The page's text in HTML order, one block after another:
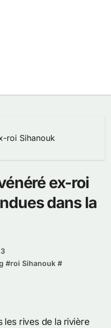
roi Sihanouk
ex-roi
dans la
#roi Sihanouk #
les rives de la rivière